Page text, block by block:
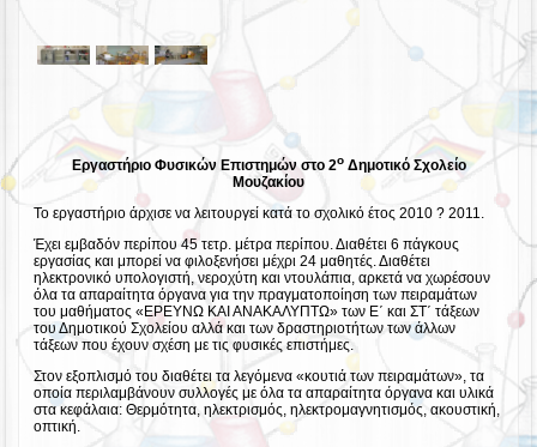
Εργαστήριο Φυσικών Επιστημών στο 2ο Δημοτικό Σχολείο
Μουζακίου
Το εργαστήριο άρχισε να λειτουργεί κατά το σχολικό έτος 2010 ? 2011.
Έχει εμβαδόν περίπου 45 τετρ. μέτρα περίπου. Διαθέτει 6 πάγκους
εργασίας και μπορεί να φιλοξενήσει μέχρι 24 μαθητές. Διαθέτει
ηλεκτρονικό υπολογιστή, νεροχύτη και ντουλάπια, αρκετά να χωρέσουν
όλα τα απαραίτητα όργανα για την πραγματοποίηση των πειραμάτων
του μαθήματος «ΕΡΕΥΝΩ ΚΑΙ ΑΝΑΚΑΛΥΠΤΩ» των Ε΄ και ΣΤ΄ τάξεων
του Δημοτικού Σχολείου αλλά και των δραστηριοτήτων των άλλων
τάξεων που έχουν σχέση με τις φυσικές επιστήμες.
Στον εξοπλισμό του διαθέτει τα λεγόμενα «κουτιά των πειραμάτων», τα
οποία περιλαμβάνουν συλλογές με όλα τα απαραίτητα όργανα και υλικά
στα κεφάλαια: Θερμότητα, ηλεκτρισμός, ηλεκτρομαγνητισμός, ακουστική,
οπτική.